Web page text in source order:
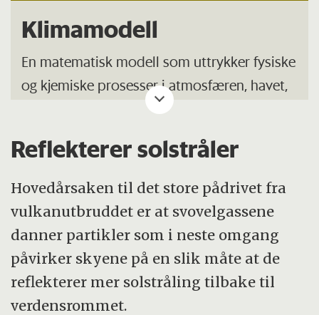
Klimamodell
En matematisk modell som uttrykker fysiske
og kjemiske prosesser i atmosfæren, havet,
havisen og landjorda i form av
klimasystemet og blir «kjørt» på
superdatamaskiner.
Reflekterer solstråler
Hovedårsaken til det store pådrivet fra
vulkanutbruddet er at svovelgassene
danner partikler som i neste omgang
påvirker skyene på en slik måte at de
reflekterer mer solstråling tilbake til
verdensrommet.